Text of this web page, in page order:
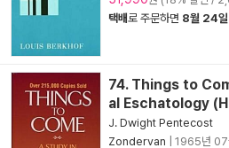
택배로 주문하면 8월 24일
74. Things to
al Eschatology
J. Dwight Pentecost
Zondervan
1965년 07